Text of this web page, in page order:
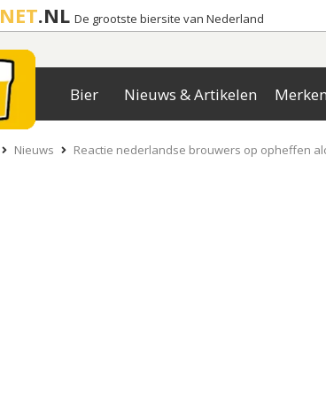
NET.NL De grootste biersite van Nederland
Bier Nieuws & Artikelen Merken
Nieuws Reactie nederlandse brouwers op opheffen